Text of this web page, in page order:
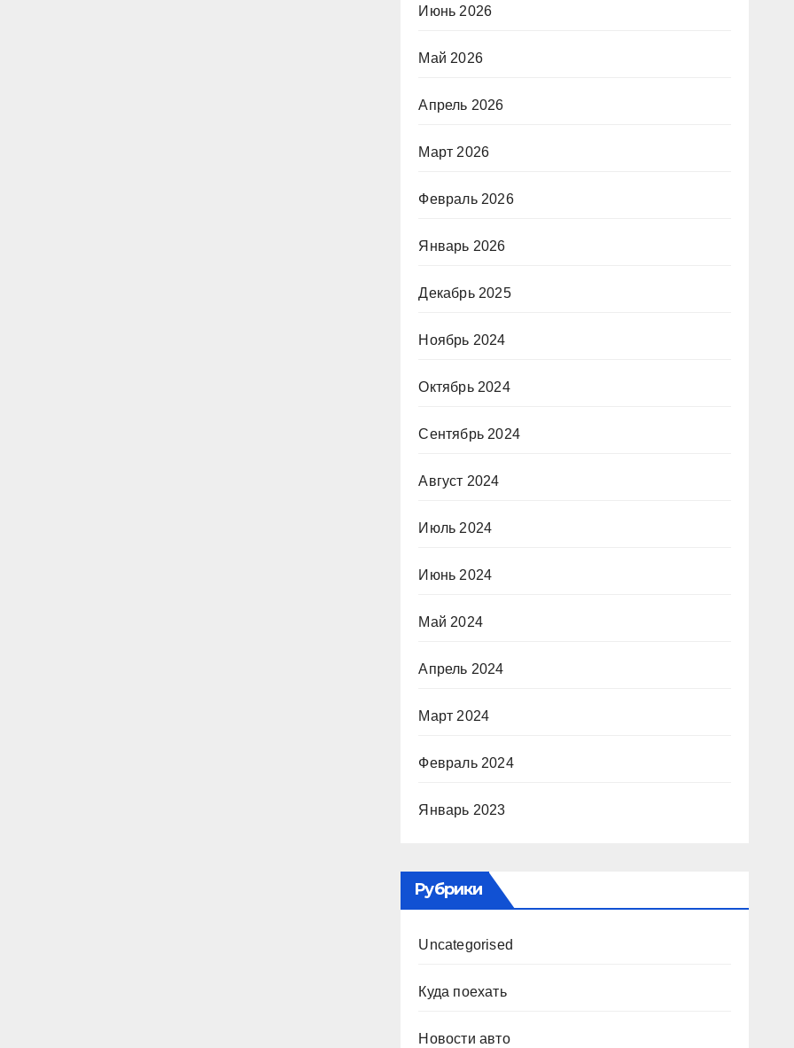
Июнь 2026
Май 2026
Апрель 2026
Март 2026
Февраль 2026
Январь 2026
Декабрь 2025
Ноябрь 2024
Октябрь 2024
Сентябрь 2024
Август 2024
Июль 2024
Июнь 2024
Май 2024
Апрель 2024
Март 2024
Февраль 2024
Январь 2023
Рубрики
Uncategorised
Куда поехать
Новости авто